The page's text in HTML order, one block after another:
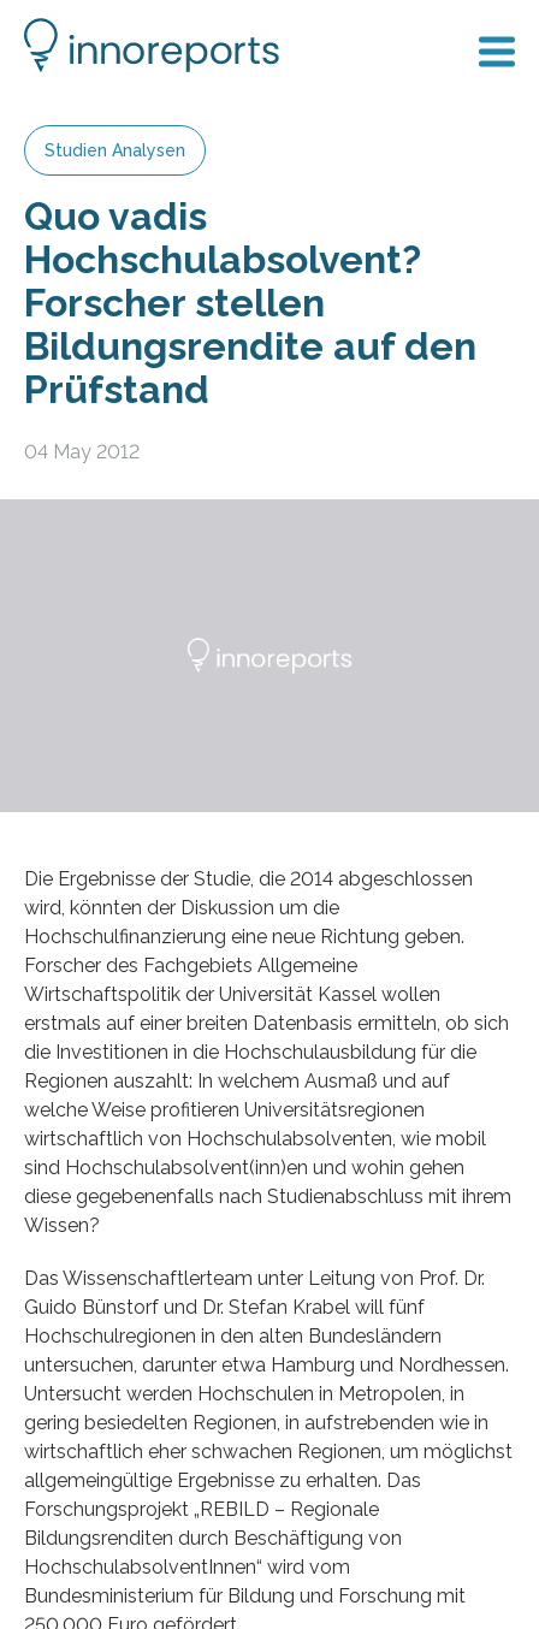
Studien Analysen
Quo vadis
Hochschulabsolvent?
Forscher stellen
Bildungsrendite auf den
Prüfstand
04 May 2012
Die Ergebnisse der Studie, die 2014 abgeschlossen
wird, könnten der Diskussion um die
Hochschulfinanzierung eine neue Richtung geben.
Forscher des Fachgebiets Allgemeine
Wirtschaftspolitik der Universität Kassel wollen
erstmals auf einer breiten Datenbasis ermitteln, ob sich
die Investitionen in die Hochschulausbildung für die
Regionen auszahlt: In welchem Ausmaß und auf
welche Weise profitieren Universitätsregionen
wirtschaftlich von Hochschulabsolventen, wie mobil
sind Hochschulabsolvent(inn)en und wohin gehen
diese gegebenenfalls nach Studienabschluss mit ihrem
Wissen?
Das Wissenschaftlerteam unter Leitung von Prof. Dr.
Guido Bünstorf und Dr. Stefan Krabel will fünf
Hochschulregionen in den alten Bundesländern
untersuchen, darunter etwa Hamburg und Nordhessen.
Untersucht werden Hochschulen in Metropolen, in
gering besiedelten Regionen, in aufstrebenden wie in
wirtschaftlich eher schwachen Regionen, um möglichst
allgemeingültige Ergebnisse zu erhalten. Das
Forschungsprojekt „REBILD – Regionale
Bildungsrenditen durch Beschäftigung von
HochschulabsolventInnen“ wird vom
Bundesministerium für Bildung und Forschung mit
250.000 Euro gefördert.